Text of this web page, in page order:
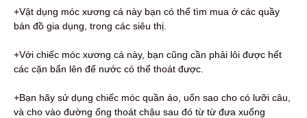
+Vật dụng móc xương cá này bạn có thể tìm mua ở các quầy
bán đồ gia dụng, trong các siêu thị.
+Với chiếc móc xương cá này, bạn cũng cần phải lôi được hết
các cặn bẩn lên để nước có thể thoát được.
+Bạn hãy sử dụng chiếc móc quần áo, uốn sao cho có lưỡi câu,
và cho vào đường ống thoát chậu sau đó từ từ đưa xuống